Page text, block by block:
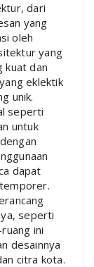
dari
yang
oleh
yang
kuat dan
eklektik
unik.
seperti
untuk
dapat
seperti
ini
desainnya
citra kota.